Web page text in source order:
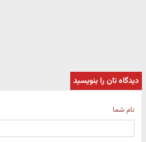
دیدگاه تان را بنویسید
نام شما